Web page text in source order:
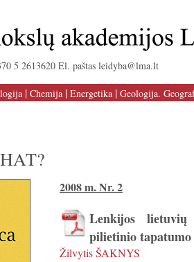
5 2613620 El. paštas leidyba@lma.lt
| Chemija | Energetika | Geologija.
2008 m. Nr. 2
Lenkijos
pilietinio
Žilvytis ŠAKNYS